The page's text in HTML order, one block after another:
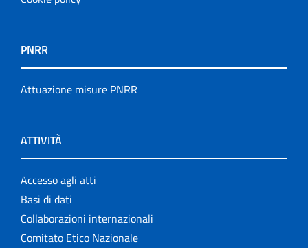
PNRR
Attuazione misure PNRR
ATTIVITÀ
Accesso agli atti
Basi di dati
Collaborazioni internazionali
Comitato Etico Nazionale